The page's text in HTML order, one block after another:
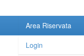
Area Riservata
Login